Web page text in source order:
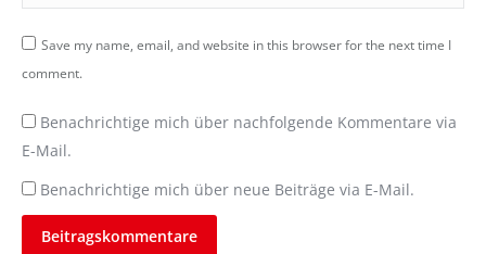
Save my name, email, and website in this browser for the next time I
comment.
Benachrichtige mich über nachfolgende Kommentare via
E-Mail.
Benachrichtige mich über neue Beiträge via E-Mail.
Beitragskommentare